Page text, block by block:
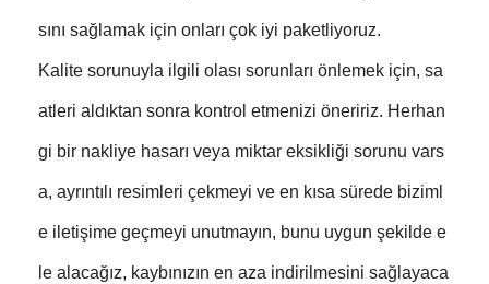
sını sağlamak için onları çok iyi paketliyoruz.
Kalite sorunuyla ilgili olası sorunları önlemek için, sa
atleri aldıktan sonra kontrol etmenizi öneririz. Herhan
gi bir nakliye hasarı veya miktar eksikliği sorunu vars
a, ayrıntılı resimleri çekmeyi ve en kısa sürede biziml
e iletişime geçmeyi unutmayın, bunu uygun şekilde e
le alacağız, kaybınızın en aza indirilmesini sağlayaca